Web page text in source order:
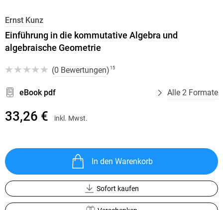
Ernst Kunz
Einführung in die kommutative Algebra und
algebraische Geometrie
(0 Bewertungen) 15
eBook pdf Alle 2 Formate
33,26 € inkl. Mwst.
In den Warenkorb
Sofort kaufen